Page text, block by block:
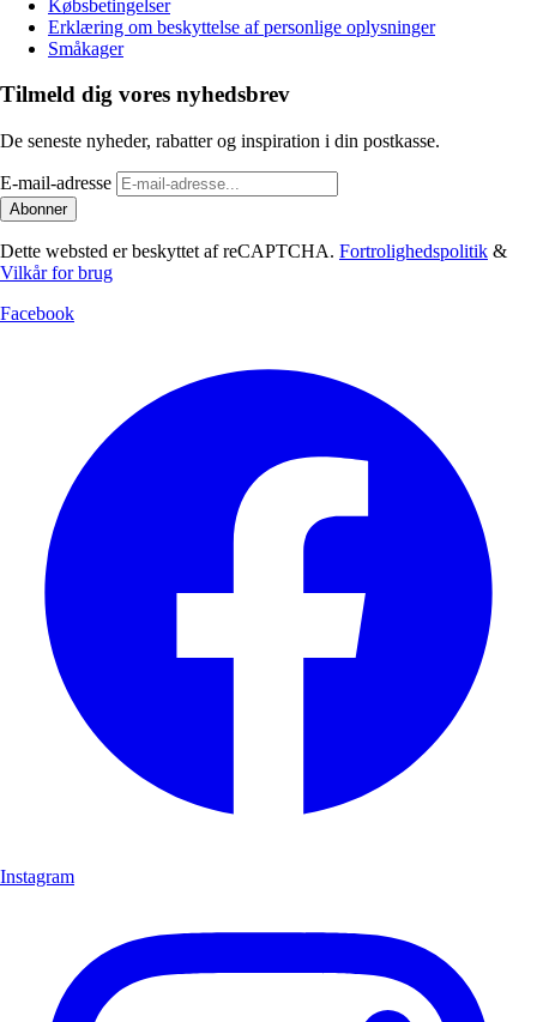
Købsbetingelser
Erklæring om beskyttelse af personlige oplysninger
Småkager
Tilmeld dig vores nyhedsbrev
De seneste nyheder, rabatter og inspiration i din postkasse.
E-mail-adresse
Abonner
Dette websted er beskyttet af reCAPTCHA. Fortrolighedspolitik &
Vilkår for brug
Facebook
Instagram